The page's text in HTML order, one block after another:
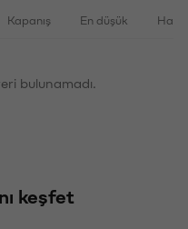
Kapanış En düşük
bulunamadı.
keşfet